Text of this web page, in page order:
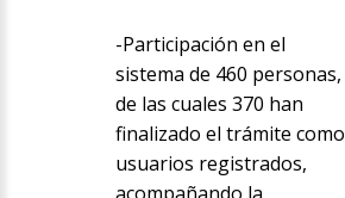
-Participación en el
sistema de 460 personas,
de las cuales 370 han
finalizado el trámite como
usuarios registrados,